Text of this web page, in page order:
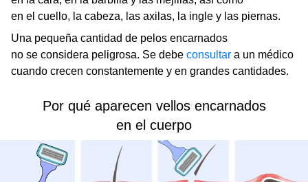
en el cuello, la cabeza, las axilas, la ingle y las piernas.
Una pequeña cantidad de pelos encarnados
no se considera peligrosa. Se debe consultar a un médico
cuando crecen constantemente y en grandes cantidades.
Por qué aparecen vellos encarnados
en el cuerpo